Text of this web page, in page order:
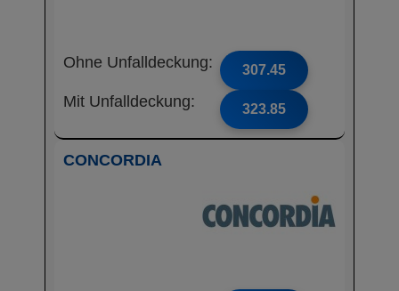
Ohne Unfalldeckung: 307.45
Mit Unfalldeckung: 323.85
CONCORDIA